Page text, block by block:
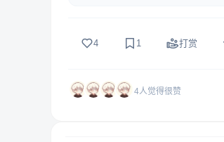
4 1 打赏
4人觉得很赞